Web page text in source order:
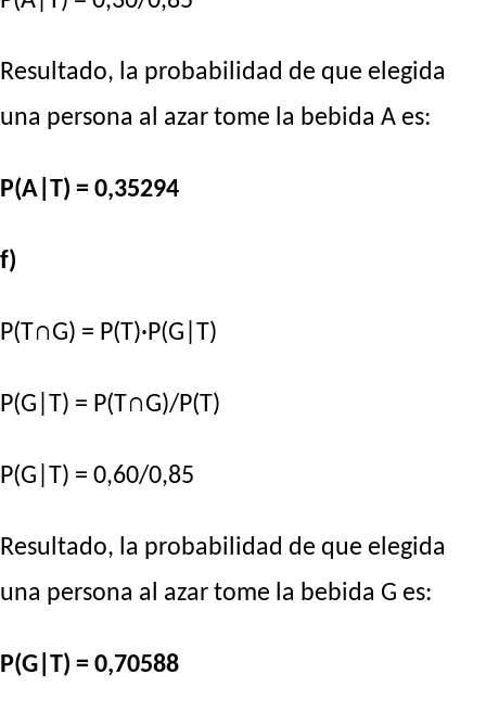
Resultado, la probabilidad de que elegida
una persona al azar tome la bebida A es:
P(A|T) = 0,35294
f)
P(T∩G) = P(T)·P(G|T)
P(G|T) = P(T∩G)/P(T)
P(G|T) = 0,60/0,85
Resultado, la probabilidad de que elegida
una persona al azar tome la bebida G es:
P(G|T) = 0,70588